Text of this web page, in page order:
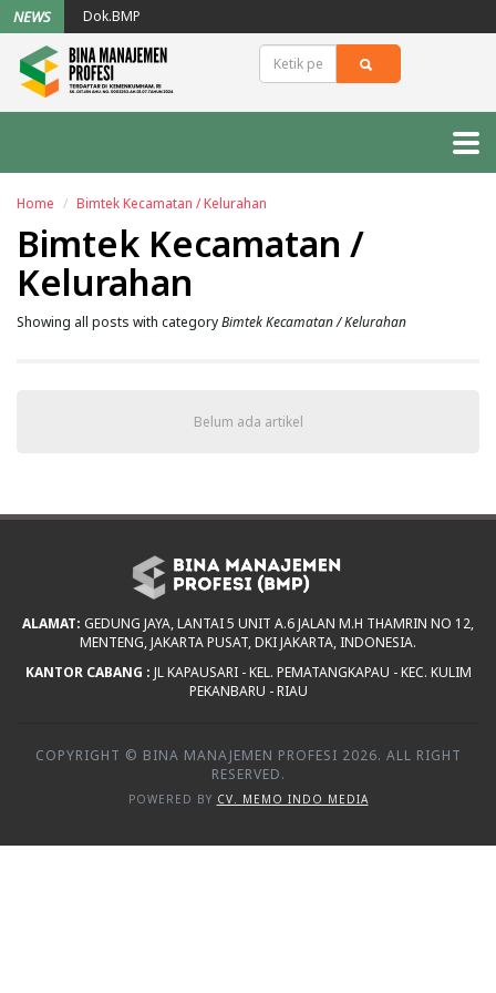
NEWS
Dok.BMP
Bimtek Kesehatan ILP dan RME Bagi
Puskesmas
Home
Bimtek Kecamatan / Kelurahan
Bimtek Kecamatan /
Kelurahan
Showing all posts with categoryBimtek Kecamatan / Kelurahan
Belum ada artikel
ALAMAT: GEDUNG JAYA, LANTAI 5 UNIT A.6 JALAN M.H THAMRIN NO 12,
MENTENG, JAKARTA PUSAT, DKI JAKARTA, INDONESIA.
KANTOR CABANG : JL KAPAUSARI - KEL. PEMATANGKAPAU - KEC. KULIM
PEKANBARU - RIAU
COPYRIGHT © BINA MANAJEMEN PROFESI 2026. ALL RIGHT
RESERVED.
POWERED BY CV. MEMO INDO MEDIA